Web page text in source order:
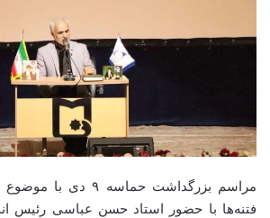
مراسم بزرگداشت حماسه
فتنه‌ها با حضور استاد حسن عباسی رئیس